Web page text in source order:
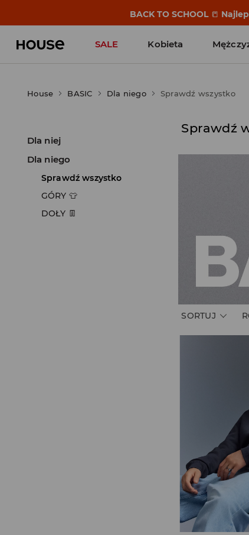
BACK TO SCHOOL 📒
SALE Kobieta
House BASIC Dla niego Sprawdź wszystko
Dla niej
Dla niego
Sprawdź wszystko
GÓRY 👕
DOŁY 👖
Sprawdź
SORTUJ